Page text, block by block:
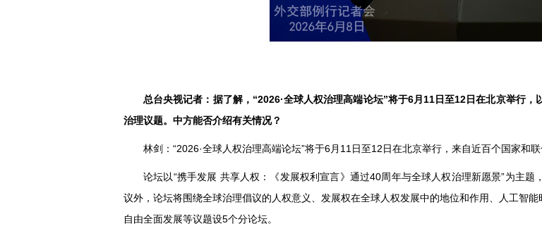
总台央视记者：据了解，“2026·全球人权治理高端论坛”将于6月11日至12日在北京举行
治理议题。中方能否介绍有关情况？
林剑：“2026·全球人权治理高端论坛”将于6月11日至12日在北京举行，来自近百个国家和
论坛以“携手发展 共享人权：《发展权利宣言》通过40周年与全球人权治理新愿景”为主
议外，论坛将围绕全球治理倡议的人权意义、发展权在全球人权发展中的地位和作用、人工智
自由全面发展等议题设5个分论坛。